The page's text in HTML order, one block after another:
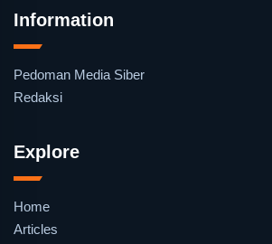
Information
Pedoman Media Siber
Redaksi
Explore
Home
Articles